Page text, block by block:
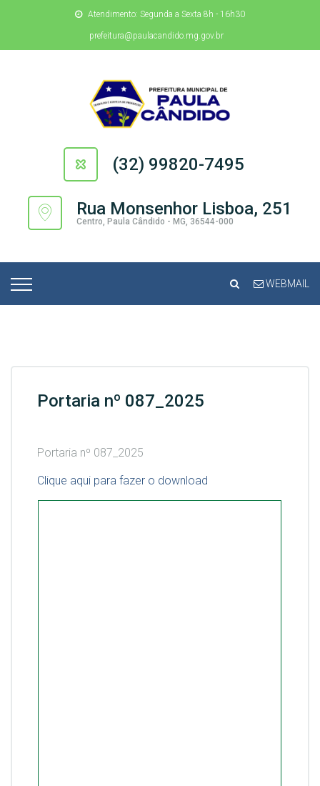
Atendimento: Segunda a Sexta 8h - 16h30
prefeitura@paulacandido.mg.gov.br
(32) 99820-7495
Rua Monsenhor Lisboa, 251
Centro, Paula Cândido - MG, 36544-000
WEBMAIL
Portaria nº 087_2025
Portaria nº 087_2025
Clique aqui para fazer o download